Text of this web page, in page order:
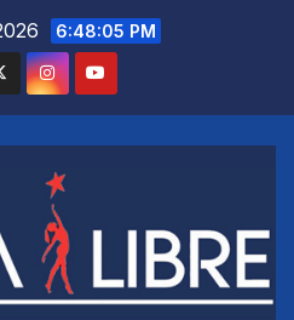
6:48:06 PM